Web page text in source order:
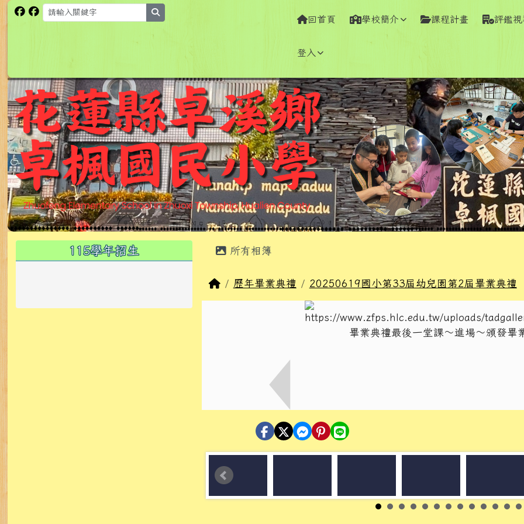
跳至主內容區
花蓮縣卓溪鄉卓楓國民小學全球資訊網
回首頁 學校簡介 課程計畫 評鑑視
登入
左邊區域內容
115學年招生 主內容區域
所有相簿
回首頁
歷年畢業典禮 20250619國小第33屆幼兒園第2屆畢業典禮
頁尾區域